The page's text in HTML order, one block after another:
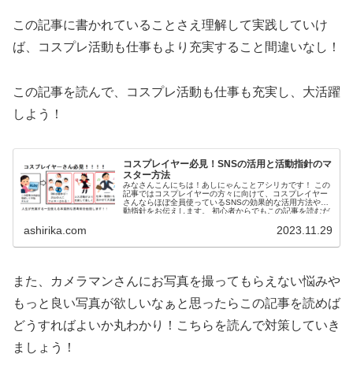
この記事に書かれていることさえ理解して実践していけ
ば、
コスプレ活動も仕事もより充実すること間違いなし！
この記事を読んで、コスプレ活動も仕事も充実し、 大活躍
しよう！
コスプレイヤー必見！SNSの活用と活動指針のマ
スター方法
みなさんこんにちは！あしにゃんことアシリカです！ この
記事ではコスプレイヤーの方々に向けて、コスプレイヤー
さんならほぼ全員使っているSNSの効果的な活用方法や活
動指針をお伝えします。 初心者からでもこの記事を読むだ
ashirika.com 2023.11.29
また、カメラマンさんにお写真を撮ってもらえない悩みや
もっと良い写真が欲しいなぁと思ったらこの記事を読めば
どうすればよいか丸わかり！こちらを読んで対策していき
ましょう！